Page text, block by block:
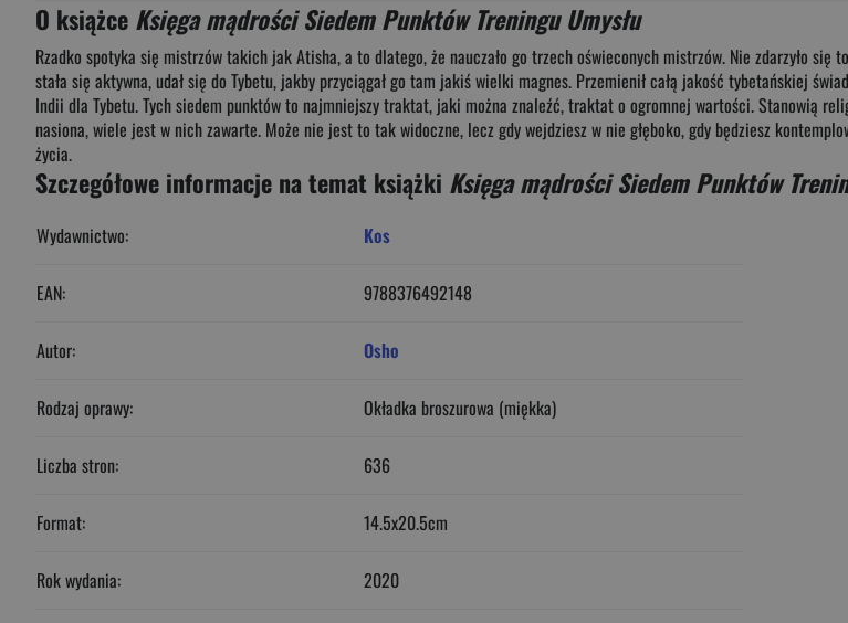
O książce Księga mądrości Siedem Punktów Treningu Umysłu
Rzadko spotyka się mistrzów takich jak Atisha, a to dlatego, że nauczało go trzech oświeconych mistrzów. Nie zdarzyło
stała się aktywna, udał się do Tybetu, jakby przyciągał go tam jakiś wielki magnes. Przemienił całą jakość tybetańskiej
Indii dla Tybetu. Tych siedem punktów to najmniejszy traktat, jaki można znaleźć, traktat o ogromnej wartości. Stanowią
nasiona, wiele jest w nich zawarte. Może nie jest to tak widoczne, lecz gdy wejdziesz w nie głęboko, gdy będziesz
życia.
Szczegółowe informacje na temat książki Księga mądrości Siedem Punktów
Wydawnictwo: Kos
EAN: 9788376492148
Autor: Osho
Rodzaj oprawy: Okładka broszurowa (miękka)
Liczba stron: 636
Format: 14.5x20.5cm
Rok wydania: 2020